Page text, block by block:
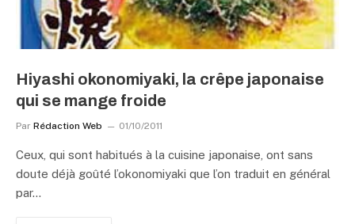
Hiyashi okonomiyaki, la crêpe japonaise
qui se mange froide
Par Rédaction Web 01/10/2011
Ceux, qui sont habitués à la cuisine japonaise, ont sans
doute déjà goûté l’okonomiyaki que l’on traduit en général
par…